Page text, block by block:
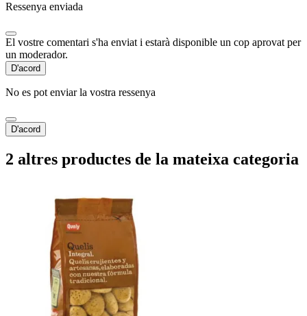
Ressenya enviada
El vostre comentari s'ha enviat i estarà disponible un cop aprovat per
un moderador.
D'acord
No es pot enviar la vostra ressenya
D'acord
2 altres productes de la mateixa categoria